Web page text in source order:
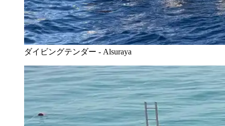
ダイビングテンダー - Alsuraya